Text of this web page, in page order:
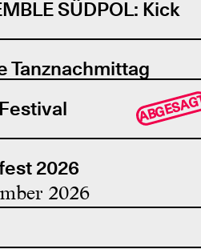
SÜDPOL: Kick
Tanznachmittag
2026
2026